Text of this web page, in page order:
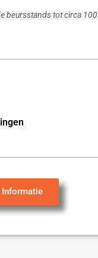
beursstands tot circa 100
Informatie